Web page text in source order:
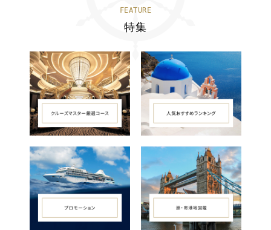
FEATURE
特集